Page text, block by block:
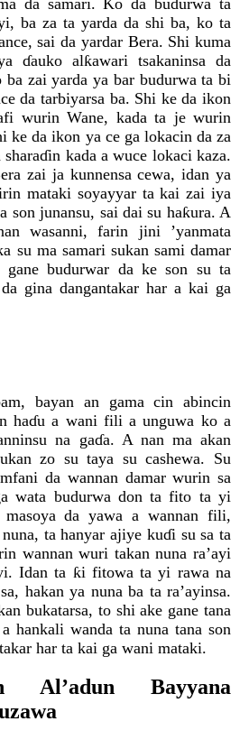
da samari. Ko da budurwa ta
ba za ta yarda da shi ba, ko ta
sai da yardar Bera. Shi kuma
ɗauko alƙawari tsakaninsa da
ba zai yarda ya bar budurwa ta bi
da tarbiyarsa ba. Shi ke da ikon
wurin Wane, kada ta je wurin
ke da ikon ya ce ga lokacin da za
kada a wuce lokaci kaza.
zai ja kunnensa cewa, idan ya
mataki soyayyar ta kai zai iya
son junansu, sai dai su haƙura. A
wasanni, farin jini ’yanmata
su ma samari sukan sami damar
gane budurwar da ke son su ta
gina dangantakar har a kai ga
bayan an gama cin abincin
haɗu a wani fili a unguwa ko a
na gaɗa. A nan ma akan
zo su taya su cashewa. Su
da wannan damar wurin sa
wata budurwa don ta fito ta yi
da yawa a wannan fili,
ta hanyar ajiye kuɗi su sa ta
wannan wuri takan nuna ra’ayi
Idan ta ƙi fitowa ta yi rawa na
hakan ya nuna ba ta ra’ayinsa.
bukatarsa, to shi ake gane tana
hankali wanda ta nuna tana son
har ta kai ga wani mataki.
Al’adun Bayyana